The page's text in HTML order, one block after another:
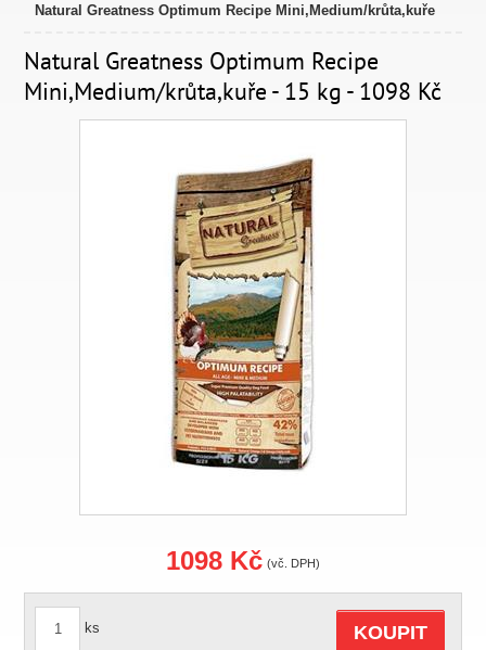
Natural Greatness Optimum Recipe Mini,Medium/krůta,kuře
Natural Greatness Optimum Recipe
Mini,Medium/krůta,kuře - 15 kg - 1098 Kč
1098 Kč (vč. DPH)
ks KOUPIT